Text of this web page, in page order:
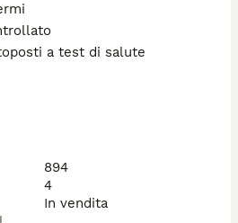
a test di salute
894
4
In vendita